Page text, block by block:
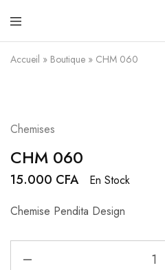
Pendita
Design
Vente
de
vêtements
Accueil » Boutique » CHM 060
Chemises
CHM 060
15.000 CFA
En Stock
Chemise Pendita Design